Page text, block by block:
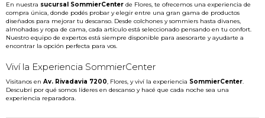
En nuestra sucursal SommierCenter de Flores, te ofrecemos una experiencia de
compra única, donde podés probar y elegir entre una gran gama de productos
diseñados para mejorar tu descanso. Desde colchones y sommiers hasta divanes,
almohadas y ropa de cama, cada artículo está seleccionado pensando en tu confort.
Nuestro equipo de expertos está siempre disponible para asesorarte y ayudarte a
encontrar la opción perfecta para vos.
Viví la Experiencia SommierCenter
Visitanos en Av. Rivadavia 7200, Flores, y viví la experiencia SommierCenter.
Descubrí por qué somos líderes en descanso y hacé que cada noche sea una
experiencia reparadora.